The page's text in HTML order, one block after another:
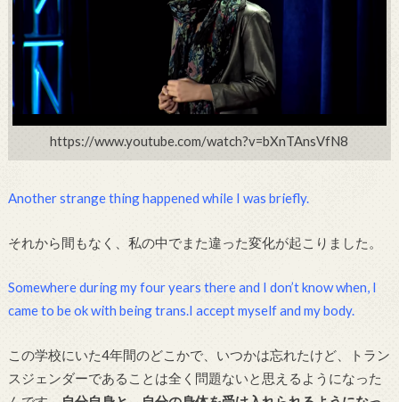
https://www.youtube.com/watch?v=bXnTAnsVfN8
Another strange thing happened while I was briefly.
それから間もなく、私の中でまた違った変化が起こりました。
Somewhere during my four years there and I don’t know when, I
came to be ok with being trans.I accept myself and my body.
この学校にいた4年間のどこかで、いつかは忘れたけど、トラン
スジェンダーであることは全く問題ないと思えるようになった